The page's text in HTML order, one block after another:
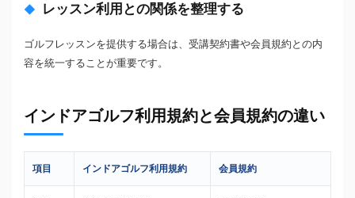
レッスン利用との関係を整理する
ゴルフレッスンを提供する場合は、受講契約書や会員規約との内
容を統一することが重要です。
インドアゴルフ利用規約と会員規約の違い
項目 インドアゴルフ利用規約 会員規約